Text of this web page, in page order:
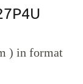
) in format